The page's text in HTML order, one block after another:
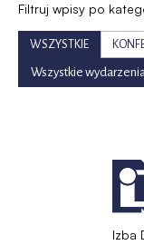
Filtruj wpisy po
WSZYSTKIE
Wszystkie
Izba